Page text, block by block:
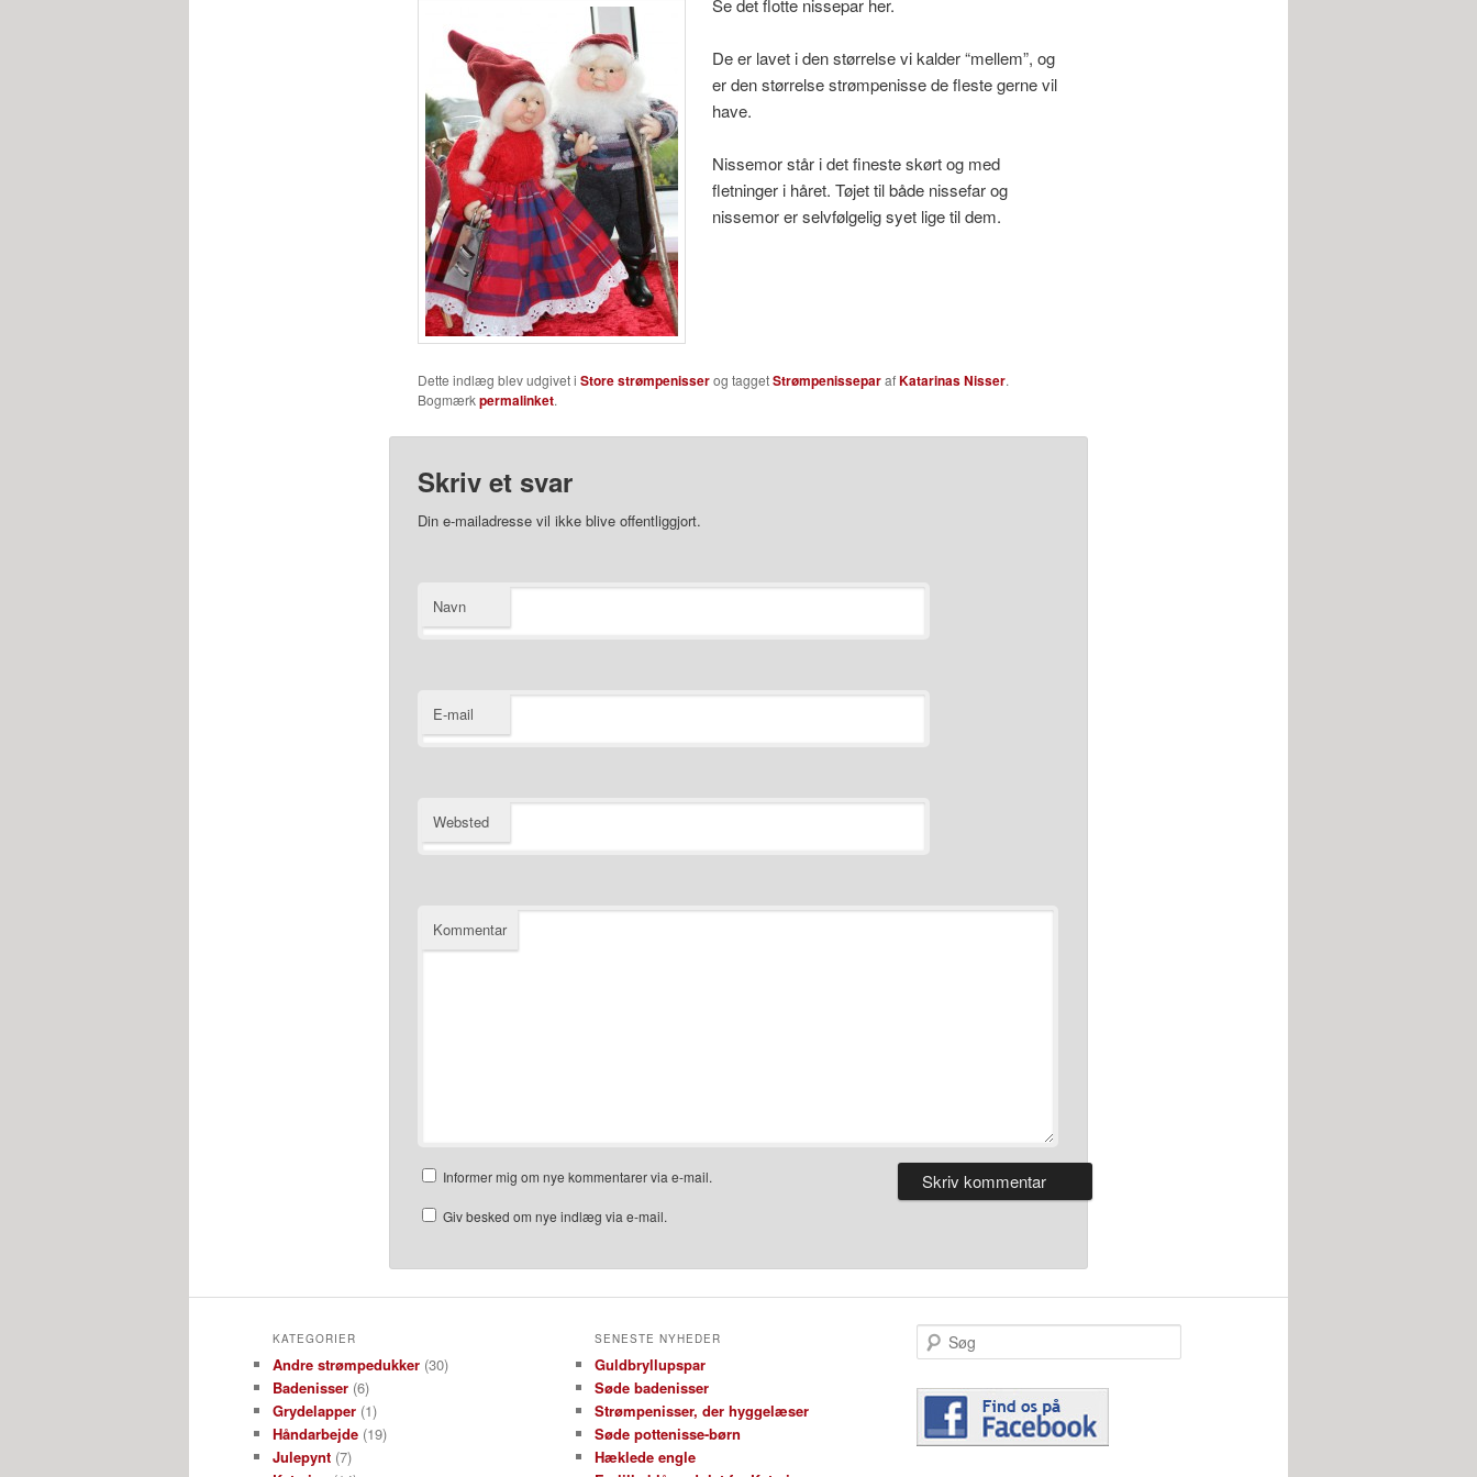
Se det flotte nissepar her.
De er lavet i den størrelse vi kalder “mellem”, og
er den størrelse strømpenisse de fleste gerne vil
have.
Nissemor står i det fineste skørt og med
fletninger i håret. Tøjet til både nissefar og
nissemor er selvfølgelig syet lige til dem.
Dette indlæg blev udgivet i Store strømpenisserog taggetStrømpenisseparafKatarinas Nisser.
Bogmærkpermalinket.
Skriv et svar
Din e-mailadresse vil ikke blive offentliggjort.
Navn
E-mail
Websted
Kommentar
Informer mig om nye kommentarer via e-mail.
Giv besked om nye indlæg via e-mail.
KATEGORIER
Andre strømpedukker (30)
Badenisser (6)
Grydelapper (1)
Håndarbejde (19)
Julepynt (7)
SENESTE NYHEDER
Guldbryllupspar
Søde badenisser
Strømpenisser, der hyggelæser
Søde pottenisse-børn
Hæklede engle
Søg